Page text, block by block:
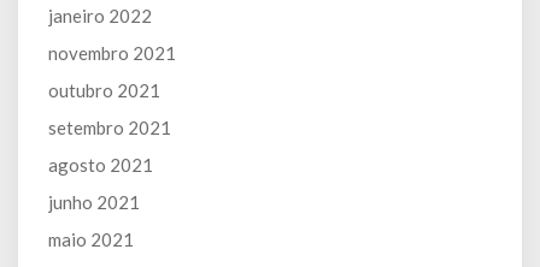
janeiro 2022
novembro 2021
outubro 2021
setembro 2021
agosto 2021
junho 2021
maio 2021